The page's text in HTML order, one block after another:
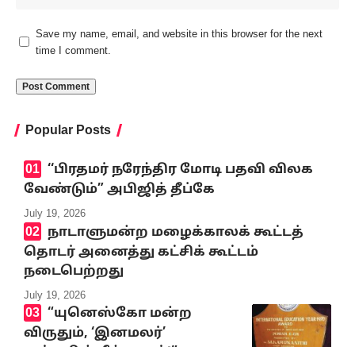
Save my name, email, and website in this browser for the next
time I comment.
Popular Posts
‘‘பிரதமர் நரேந்திர மோடி பதவி விலக
வேண்டும்” அபிஜித் தீப்கே
July 19, 2026
நாடாளுமன்ற மழைக்காலக் கூட்டத்
தொடர் அனைத்து கட்சிக் கூட்டம்
நடைபெற்றது
July 19, 2026
“யுனெஸ்கோ மன்ற
விருதும், ‘இனமலர்’